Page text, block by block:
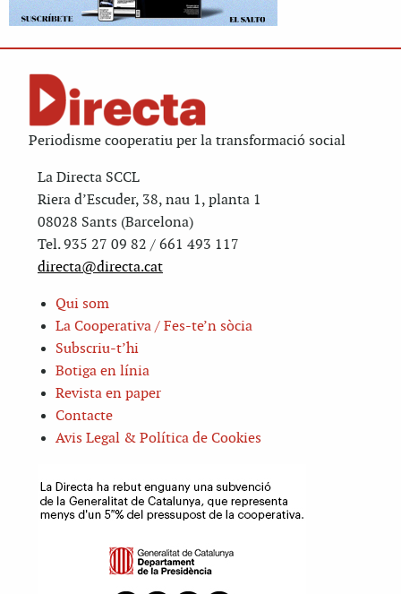
Periodisme cooperatiu per la transformació social
La Directa SCCL
Riera d’Escuder, 38, nau 1, planta 1
08028 Sants (Barcelona)
Tel. 935 27 09 82 / 661 493 117
directa@directa.cat
Qui som
La Cooperativa / Fes-te’n sòcia
Subscriu-t’hi
Botiga en línia
Revista en paper
Contacte
Avis Legal & Política de Cookies